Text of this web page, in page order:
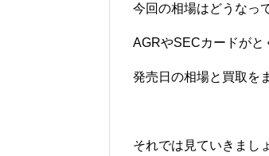
今回の相場はどうなっ
AGRやSECカードがと
発売日の相場と買取を
それでは見ていきまし